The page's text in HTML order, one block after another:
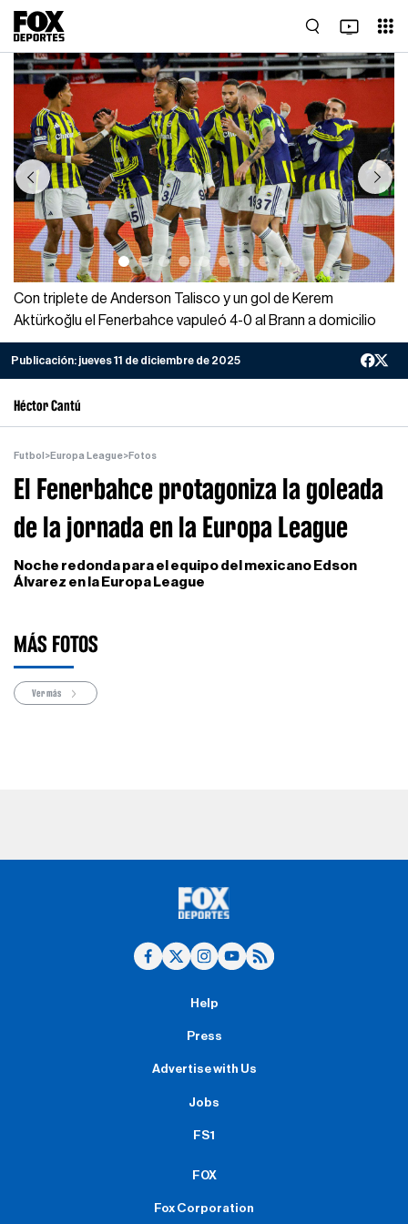
Previous Next
Con triplete de Anderson Talisco y un gol de Kerem
Aktürkoğlu el Fenerbahce vapuleó 4-0 al Brann a domicilio
Publicación: jueves 11 de diciembre de 2025
Héctor Cantú
Futbol >Europa League>Fotos
El Fenerbahce protagoniza la goleada
de la jornada en la Europa League
Noche redonda para el equipo del mexicano Edson
Álvarez en la Europa League
MÁS FOTOS
Ver más
Help
Press
Advertise with Us
Jobs
FS1
FOX
Fox Corporation